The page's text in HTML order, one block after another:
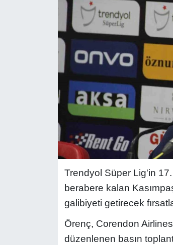
Trendyol Süper Lig'in
berabere kalan
galibiyeti getirecek
Örenç, Corendon
düzenlenen basın